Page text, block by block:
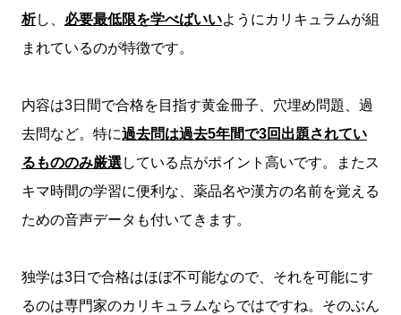
析し、 必要最低限を学べばいいようにカリキュラムが組
まれているのが特徴です。
内容は3日間で合格を目指す黄金冊子、穴埋め問題、過
去問など。特に過去問は過去5年間で3回出題されてい
るもののみ厳選 している点がポイント高いです。またス
キマ時間の学習に便利な、薬品名や漢方の名前を覚える
ための音声データも付いてきます。
独学は3日で合格はほぼ不可能なので、それを可能にす
るのは専門家のカリキュラムならではですね。そのぶん